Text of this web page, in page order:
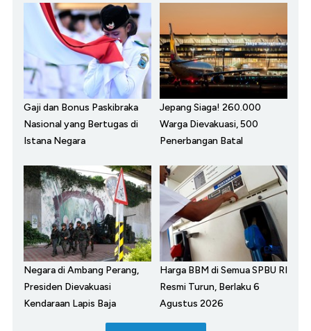
Gaji dan Bonus Paskibraka
Nasional yang Bertugas di
Istana Negara
Jepang Siaga! 260.000
Warga Dievakuasi, 500
Penerbangan Batal
Negara di Ambang Perang,
Presiden Dievakuasi
Kendaraan Lapis Baja
Harga BBM di Semua SPBU RI
Resmi Turun, Berlaku 6
Agustus 2026